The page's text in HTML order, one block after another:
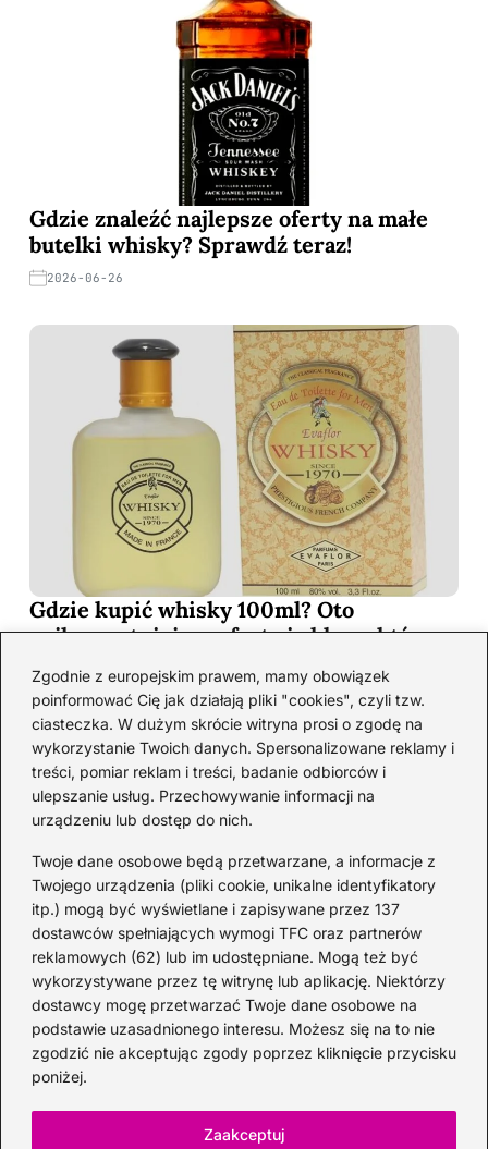
Zgodnie z europejskim prawem, mamy obowiązek
poinformować Cię jak działają pliki "cookies", czyli tzw.
ciasteczka. W dużym skrócie witryna prosi o zgodę na
wykorzystanie Twoich danych. Spersonalizowane reklamy i
treści, pomiar reklam i treści, badanie odbiorców i
ulepszanie usług. Przechowywanie informacji na
urządzeniu lub dostęp do nich.
Twoje dane osobowe będą przetwarzane, a informacje z
Twojego urządzenia (pliki cookie, unikalne identyfikatory
itp.) mogą być wyświetlane i zapisywane przez 137
dostawców spełniających wymogi TFC oraz partnerów
reklamowych (62) lub im udostępniane. Mogą też być
wykorzystywane przez tę witrynę lub aplikację. Niektórzy
dostawcy mogę przetwarzać Twoje dane osobowe na
podstawie uzasadnionego interesu. Możesz się na to nie
zgodzić nie akceptując zgody poprzez kliknięcie przycisku
poniżej.
Zaakceptuj
Gdzie znaleźć najlepsze oferty na małe
butelki whisky? Sprawdź teraz!
2026-06-26
Gdzie kupić whisky 100ml? Oto
najkorzystniejsze oferty i sklepy, które
2026-06-26
Kategorie
Koktajle(128)
Likier(10)
Piwo(28)
Porady(67)
Przekąski(36)
Rum(3)
Szampan(4)
Whisky(23)
Wino (12)